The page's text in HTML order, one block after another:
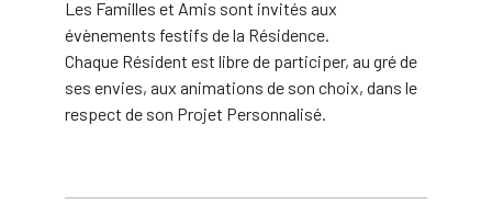
Les Familles et Amis sont invités aux
évènements festifs de la Résidence.
Chaque Résident est libre de participer, au gré de
ses envies, aux animations de son choix, dans le
respect de son Projet Personnalisé.